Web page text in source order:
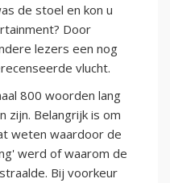
de stoel en kon u
Door
lezers een nog
vlucht.
800 woorden lang
zijn. Belangrijk is om
weten waardoor de
werd of waarom de
Bij voorkeur